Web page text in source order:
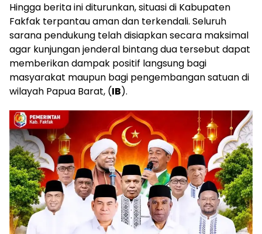
​Hingga berita ini diturunkan, situasi di Kabupaten
Fakfak terpantau aman dan terkendali. Seluruh
sarana pendukung telah disiapkan secara maksimal
agar kunjungan jenderal bintang dua tersebut dapat
memberikan dampak positif langsung bagi
masyarakat maupun bagi pengembangan satuan di
wilayah Papua Barat, (IB).